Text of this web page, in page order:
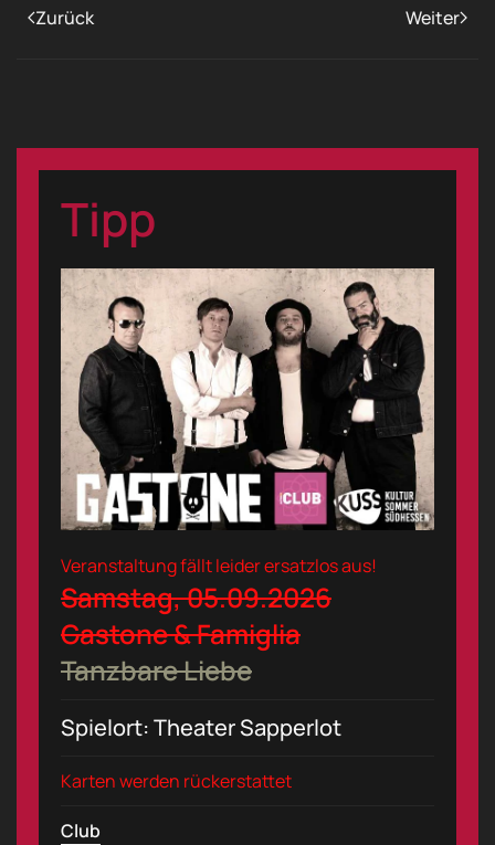
Zurück Weiter
Tipp
Veranstaltung fällt leider ersatzlos aus!
Samstag, 05.09.2026
Gastone & Famiglia
Tanzbare Liebe
Spielort: Theater Sapperlot
Karten werden rückerstattet
Club